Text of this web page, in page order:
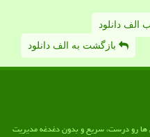
الف دانلود
بازگشت به الف دانلود
ها رو درست، سریع و بدون دغدغه مدیریت